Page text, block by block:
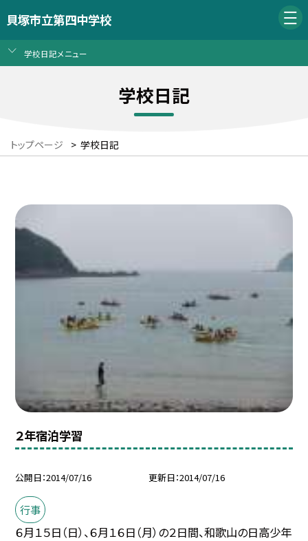
貝塚市立第四中学校
学校日記メニュー
学校日記
トップページ > 学校日記
２年宿泊学習
公開日 2014/07/16 更新日 2014/07/16
行事
６月１５日（日）、６月１６日（月）の２日間、和歌山の日高少年